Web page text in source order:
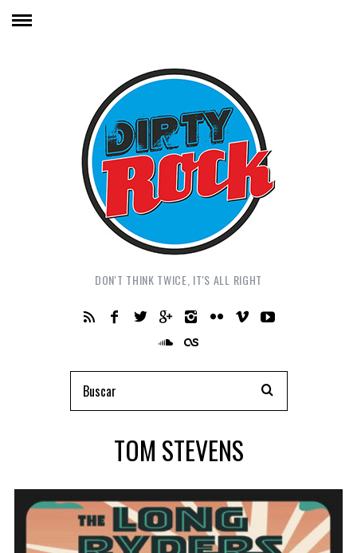
DON'T THINK TWICE, IT'S ALL RIGHT
TOM STEVENS